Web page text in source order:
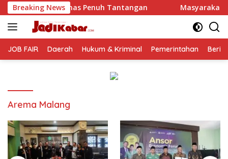
Langsung
ke
konten
Breaking News
Penuh Tantangan Masyarakat Sidoarjo Bakal
JOB FAIR Daerah Hukum & Kriminal Pemerintahan
Arema Malang